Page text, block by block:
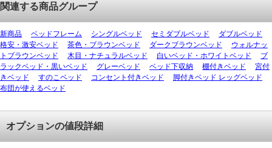
関連する商品グループ
新商品 ベッドフレーム シングルベッド セミダブルベッド
ダブルベッド
格安・激安ベッド
茶色・ブラウンベッド ダークブラウンベッド
ウォルナッ
トブラウンベッド
木目・ナチュラルベッド 白いベッド・ホワイトベッド
ブ
ラックベッド・黒いベッド
グレーベッド ベッド下収納 棚付きベッド
宮付
きベッド
すのこベッド コンセント付きベッド
脚付きベッド レッグベッド
布団が使えるベッド
オプションの値段詳細